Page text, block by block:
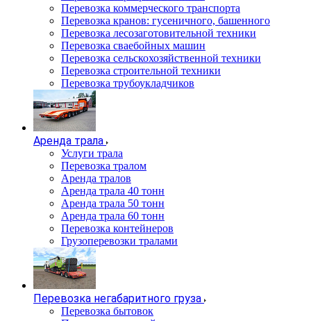
Перевозка коммерческого транспорта
Перевозка кранов: гусеничного, башенного
Перевозка лесозаготовительной техники
Перевозка сваебойных машин
Перевозка сельскохозяйственной техники
Перевозка строительной техники
Перевозка трубоукладчиков
Аренда трала
Услуги трала
Перевозка тралом
Аренда тралов
Аренда трала 40 тонн
Аренда трала 50 тонн
Аренда трала 60 тонн
Перевозка контейнеров
Грузоперевозки тралами
Перевозка негабаритного груза
Перевозка бытовок